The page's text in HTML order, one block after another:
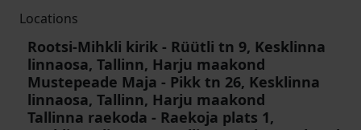
Locations
Rootsi-Mihkli kirik - Rüütli tn 9, Kesklinna
linnaosa, Tallinn, Harju maakond
Mustepeade Maja - Pikk tn 26, Kesklinna
linnaosa, Tallinn, Harju maakond
Tallinna raekoda - Raekoja plats 1,